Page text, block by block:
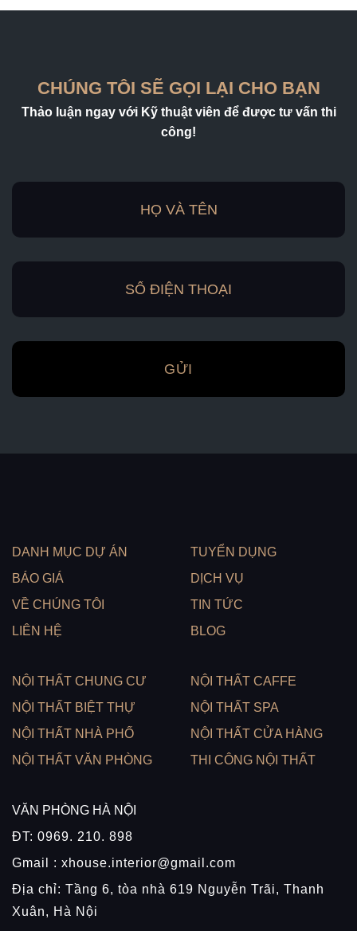
CHÚNG TÔI SẼ GỌI LẠI CHO BẠN
Thảo luận ngay với Kỹ thuật viên để được tư vấn thi
công!
DANH MỤC DỰ ÁN
BÁO GIÁ
VỀ CHÚNG TÔI
LIÊN HỆ
TUYỂN DỤNG
DỊCH VỤ
TIN TỨC
BLOG
NỘI THẤT CHUNG CƯ
NỘI THẤT BIỆT THỰ
NỘI THẤT NHÀ PHỐ
NỘI THẤT VĂN PHÒNG
NỘI THẤT CAFFE
NỘI THẤT SPA
NỘI THẤT CỬA HÀNG
THI CÔNG NỘI THẤT
VĂN PHÒNG HÀ NỘI
ĐT: 0969. 210. 898
Gmail : xhouse.interior@gmail.com
Địa chỉ: Tầng 6, tòa nhà 619 Nguyễn Trãi, Thanh
Xuân, Hà Nội